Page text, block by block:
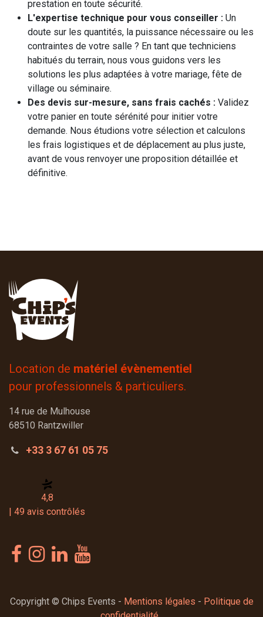
prestation en toute sécurité.
L'expertise technique pour vous conseiller : Un
doute sur les quantités, la puissance nécessaire ou les
contraintes de votre salle ? En tant que techniciens
habitués du terrain, nous vous guidons vers les
solutions les plus adaptées à votre mariage, fête de
village ou séminaire.
Des devis sur-mesure, sans frais cachés : Validez
votre panier en toute sérénité pour initier votre
demande. Nous étudions votre sélection et calculons
les frais logistiques et de déplacement au plus juste,
avant de vous renvoyer une proposition détaillée et
définitive.
Location de matériel évènementiel
pour professionnels & particuliers.
14 rue de Mulhouse
68510 Rantzwiller
+33 3 67 61 05 75
4,8
| 49 avis contrôlés
Copyright © Chips Events - Mentions légales - Politique de